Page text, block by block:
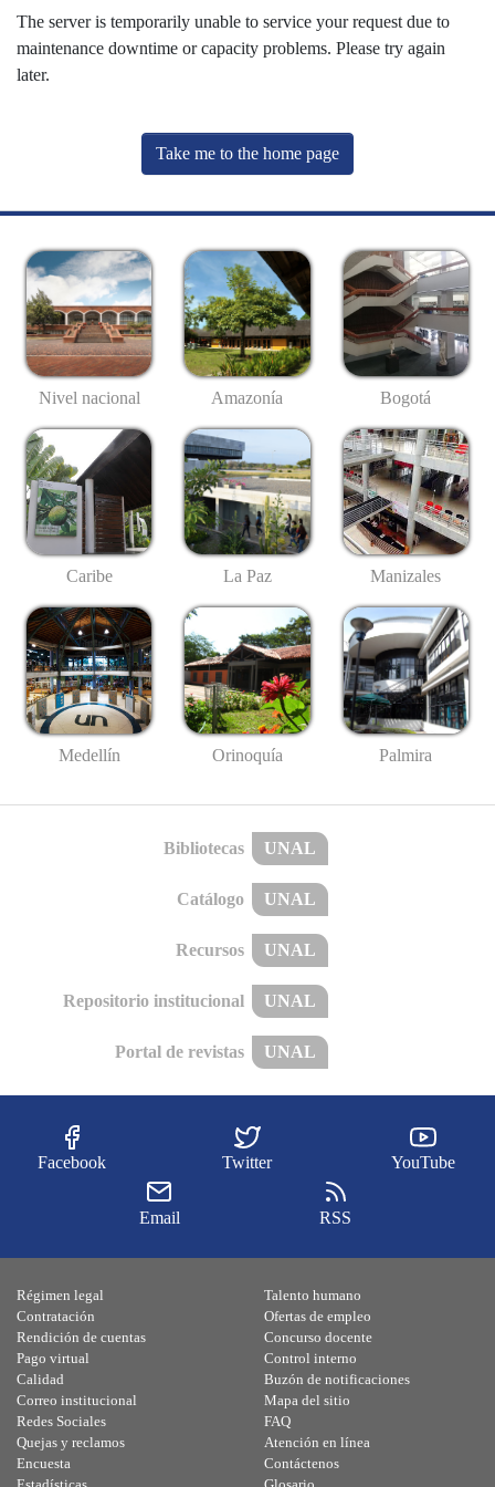
The server is temporarily unable to service your request due to
maintenance downtime or capacity problems. Please try again
later.
Take me to the home page
Nivel nacional Amazonía Bogotá
Caribe La Paz Manizales
Medellín Orinoquía Palmira
Bibliotecas UNAL
Catálogo UNAL
Recursos UNAL
Repositorio institucional UNAL
Portal de revistas UNAL
Facebook Twitter YouTube
Email RSS
Régimen legal
Contratación
Rendición de cuentas
Pago virtual
Calidad
Talento humano
Ofertas de empleo
Concurso docente
Control interno
Buzón de notificaciones
Correo institucional
Redes Sociales
Quejas y reclamos
Encuesta
Mapa del sitio
FAQ
Atención en línea
Contáctenos